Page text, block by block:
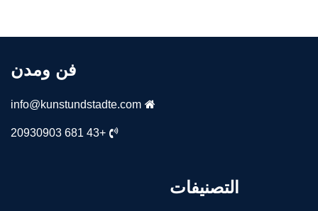
فن ومدن
info@kunstundstadte.com
+43 681 20930903
التصنيفات